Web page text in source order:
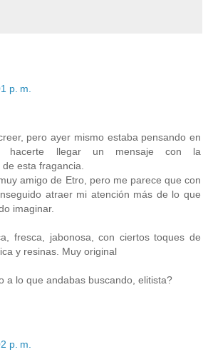
p. m.
pero ayer mismo estaba pensando en
llegar un mensaje con la
esta fragancia.
amigo de Etro, pero me parece que con
atraer mi atención más de lo que
imaginar.
fresca, jabonosa, con ciertos toques de
y resinas. Muy original
a lo que andabas buscando, elitista?
p. m.